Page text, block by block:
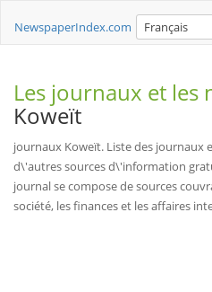
NewspaperIndex.com Français
Les journaux et les
Koweït
journaux Koweït. Liste des journaux
d\'autres sources d\'information
journal se compose de sources
société, les finances et les affaires